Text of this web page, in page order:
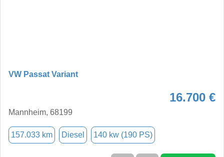
VW Passat Variant
16.700 €
Mannheim, 68199
157.033 km Diesel 140 kw (190 PS)